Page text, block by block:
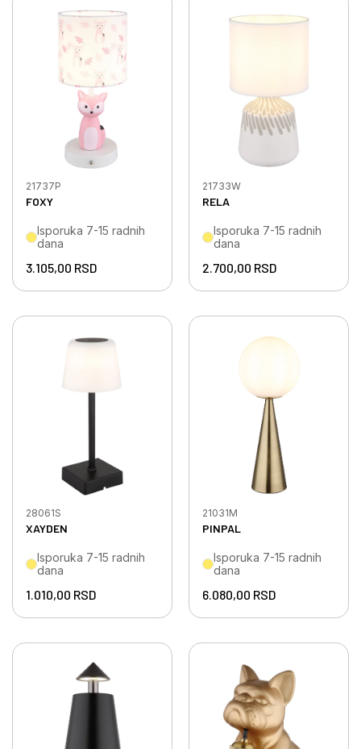
FOXY
21737P
Isporuka 7-15 radnih
dana
3.105,00 RSD
RELA
21733W
Isporuka 7-15 radnih
dana
2.700,00 RSD
XAYDEN
28061S
Isporuka 7-15 radnih
dana
1.010,00 RSD
PINPAL
21031M
Isporuka 7-15 radnih
dana
6.080,00 RSD